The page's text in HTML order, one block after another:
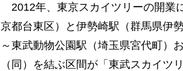
2012年、東京スカイツリーの開業
京都台東区）と伊勢崎駅（群馬県伊
～東武動物公園駅（埼玉県宮代町）
（同）を結ぶ区間が「東武スカイツ